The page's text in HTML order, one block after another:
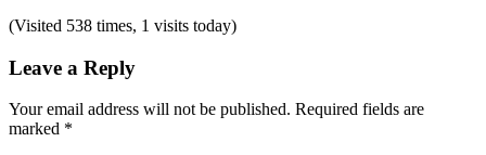
(Visited 538 times, 1 visits today)
Leave a Reply
Your email address will not be published. Required fields are
marked *